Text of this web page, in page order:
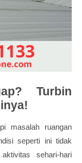
Turbin
masalah ruangan
seperti ini tidak
sehari-hari